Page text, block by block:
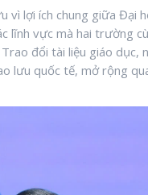
lợi ích chung giữa Đại
lĩnh vực mà hai trường
đổi tài liệu giáo dục,
lưu quốc tế, mở rộng